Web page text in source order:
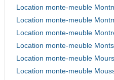
Location monte-meuble
Location monte-meuble
Location monte-meuble
Location monte-meuble
Location monte-meuble
Location monte-meuble